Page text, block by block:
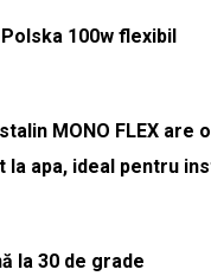
100w flexibil
MONO FLEX
la apa, ideal pentru
la 30 de grade